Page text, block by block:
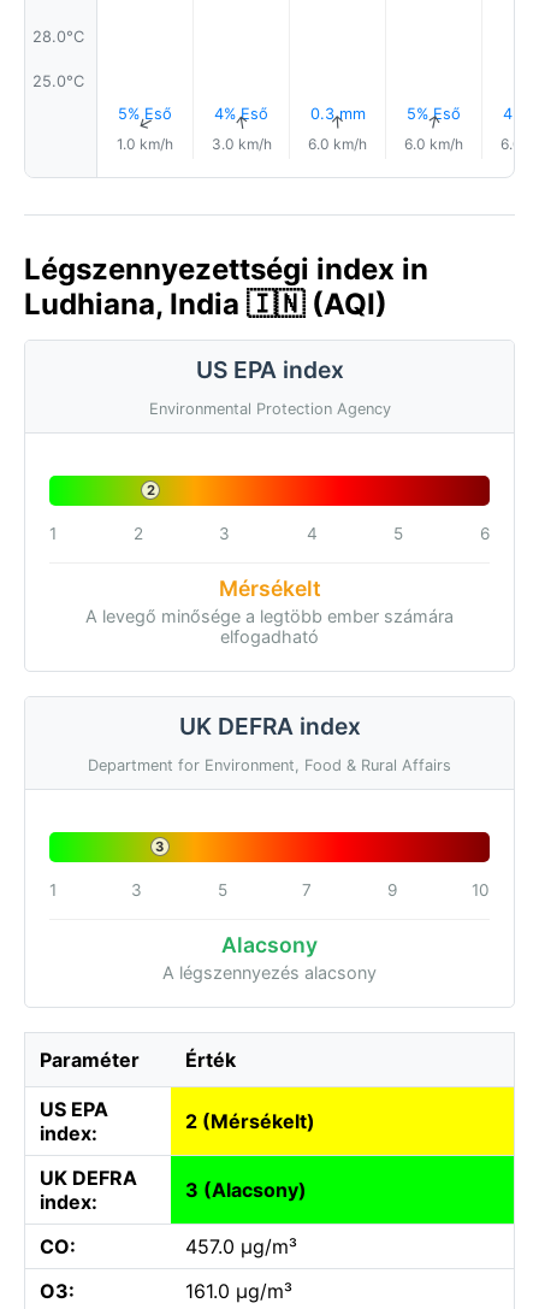
28.0°C
25.0°C
5% Eső
↑
1.0 km/h
4% Eső
↑
3.0 km/h
0.3 mm
↑
6.0 km/h
5% Eső
↑
6.0 km/h
4%
6.0
Légszennyezettségi index in
Ludhiana, India 🇮🇳 (AQI)
US EPA index
Environmental Protection Agency
2
1 2 3 4 5 6
Mérsékelt
A levegő minősége a legtöbb ember számára
elfogadható
UK DEFRA index
Department for Environment, Food & Rural Affairs
3
1 3 5 7 9 10
Alacsony
A légszennyezés alacsony
Paraméter Érték
US EPA
index:
2 (Mérsékelt)
UK DEFRA
index:
3 (Alacsony)
CO:
457.0 µg/m³
O3:
161.0 µg/m³